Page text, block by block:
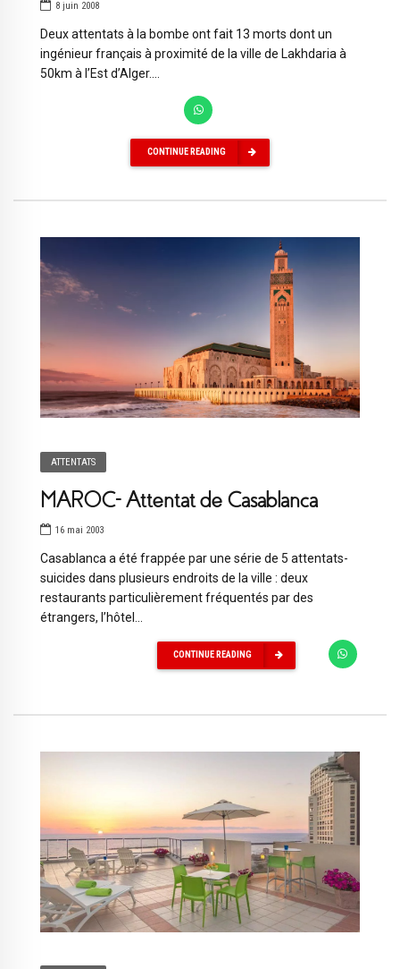
8 juin 2008
Deux attentats à la bombe ont fait 13 morts dont un
ingénieur français à proximité de la ville de Lakhdaria à
50km à l’Est d’Alger....
CONTINUE READING
ATTENTATS
MAROC- Attentat de Casablanca
16 mai 2003
Casablanca a été frappée par une série de 5 attentats-
suicides dans plusieurs endroits de la ville : deux
restaurants particulièrement fréquentés par des
étrangers, l’hôtel...
CONTINUE READING